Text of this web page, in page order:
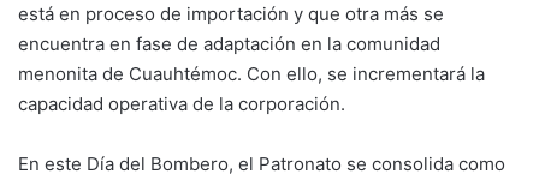
está en proceso de importación y que otra más se
encuentra en fase de adaptación en la comunidad
menonita de Cuauhtémoc. Con ello, se incrementará la
capacidad operativa de la corporación.
En este Día del Bombero, el Patronato se consolida como